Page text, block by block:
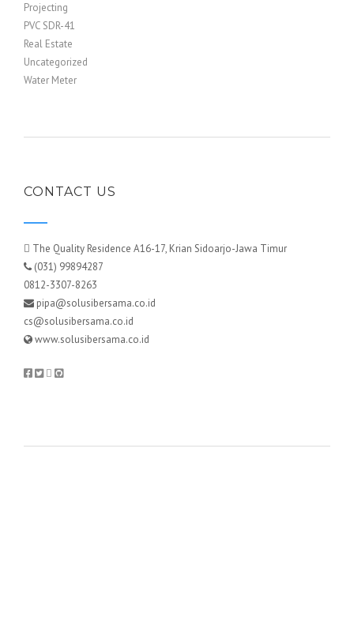
Projecting
PVC SDR-41
Real Estate
Uncategorized
Water Meter
CONTACT US
The Quality Residence A16-17, Krian Sidoarjo-Jawa Timur
(031) 99894287
0812-3307-8263
pipa@solusibersama.co.id
cs@solusibersama.co.id
www.solusibersama.co.id